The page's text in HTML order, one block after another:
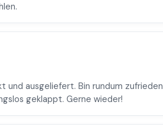
und ausgeliefert. Bin rundum zufrieden
geklappt. Gerne wieder!